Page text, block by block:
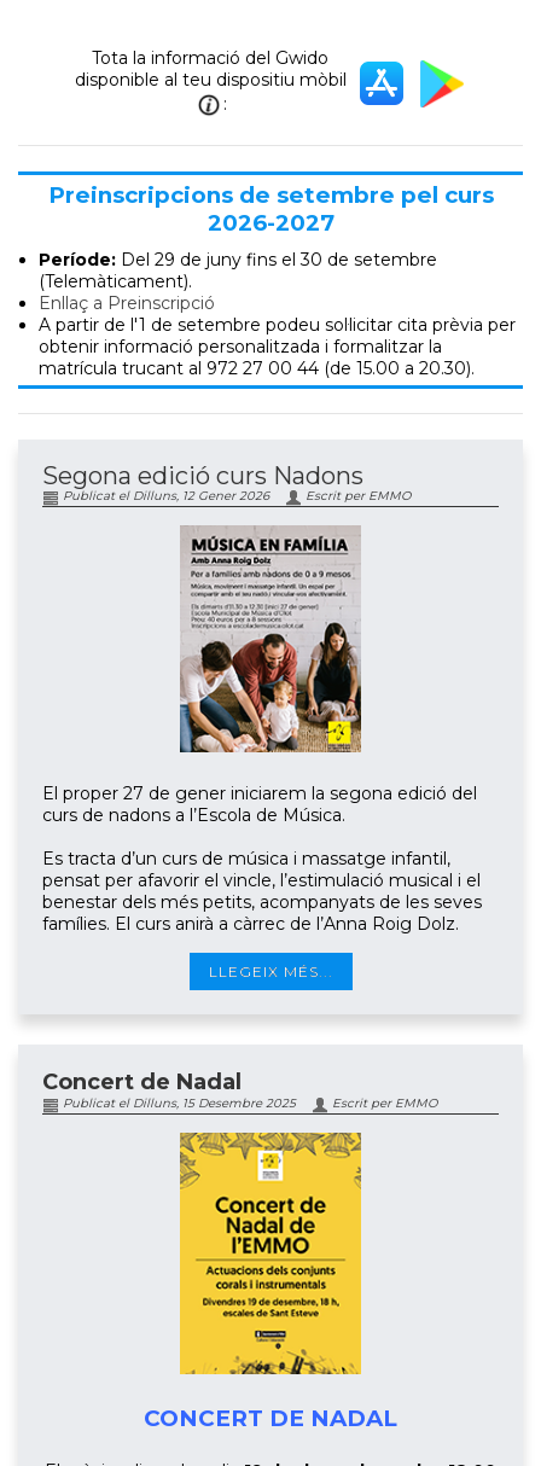
Tota la informació del Gwido
disponible al teu dispositiu mòbil
:
Preinscripcions de setembre pel curs
2026-2027
Període: Del 29 de juny fins el 30 de setembre
(Telemàticament).
Enllaç a Preinscripció
A partir de l'1 de setembre podeu sol·licitar cita prèvia per
obtenir informació personalitzada i formalitzar la
matrícula trucant al 972 27 00 44 (de 15.00 a 20.30).
Segona edició curs Nadons
Publicat el Dilluns, 12 Gener 2026 Escrit per EMMO
El proper 27 de gener iniciarem la segona edició del
curs de nadons a l’Escola de Música.
Es tracta d’un curs de música i massatge infantil,
pensat per afavorir el vincle, l’estimulació musical i el
benestar dels més petits, acompanyats de les seves
famílies. El curs anirà a càrrec de l’Anna Roig Dolz.
LLEGEIX MÉS...
Concert de Nadal
Publicat el Dilluns, 15 Desembre 2025 Escrit per EMMO
CONCERT DE NADAL